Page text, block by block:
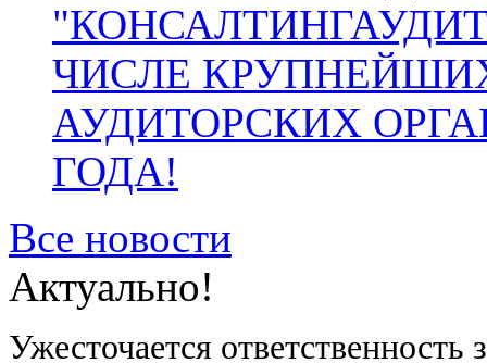
ЧИСЛЕ
АУДИТОРСКИХ
ГОДА!
Все новости
Актуально!
Ужесточается